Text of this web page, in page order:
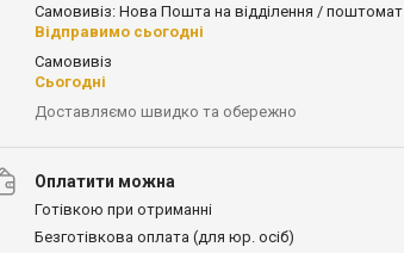
Самовивіз: Нова Пошта на відділення / поштомат
Відправимо сьогодні
Самовивіз
Сьогодні
Доставляємо швидко та обережно
Оплатити можна
Готівкою при отриманні
Безготівкова оплата (для юр. осіб)